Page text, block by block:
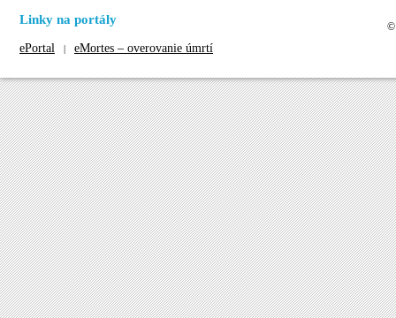
Linky na portály
ePortal | eMortes – overovanie úmrtí
©